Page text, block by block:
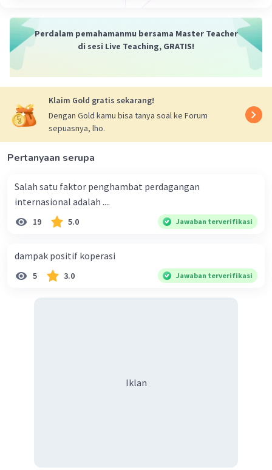
Perdalam pemahamanmu bersama Master Teacher
di sesi Live Teaching, GRATIS!
Klaim Gold gratis sekarang!
Dengan Gold kamu bisa tanya soal ke Forum
sepuasnya, lho.
Pertanyaan serupa
Salah satu faktor penghambat perdagangan
internasional adalah ....
19 5.0 Jawaban terverifikasi
dampak positif koperasi
5 3.0 Jawaban terverifikasi
Iklan